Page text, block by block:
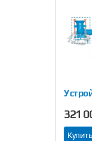
налива АСН
321
Купить